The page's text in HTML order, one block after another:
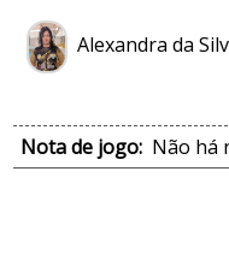
Alexandra da
Nota de jogo: Não há